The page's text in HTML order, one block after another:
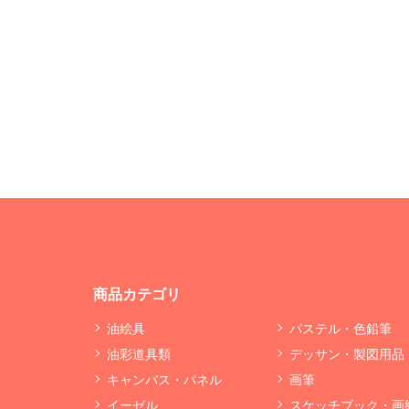
商品カテゴリ
油絵具
油彩道具類
キャンバス・パネル
イーゼル
パステル・色鉛筆
デッサン・製図用品
画筆
スケッチブック・画